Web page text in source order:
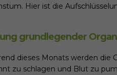
Hier ist die
grundlegender
dieses Monats werden die
zu schlagen und Blut zu